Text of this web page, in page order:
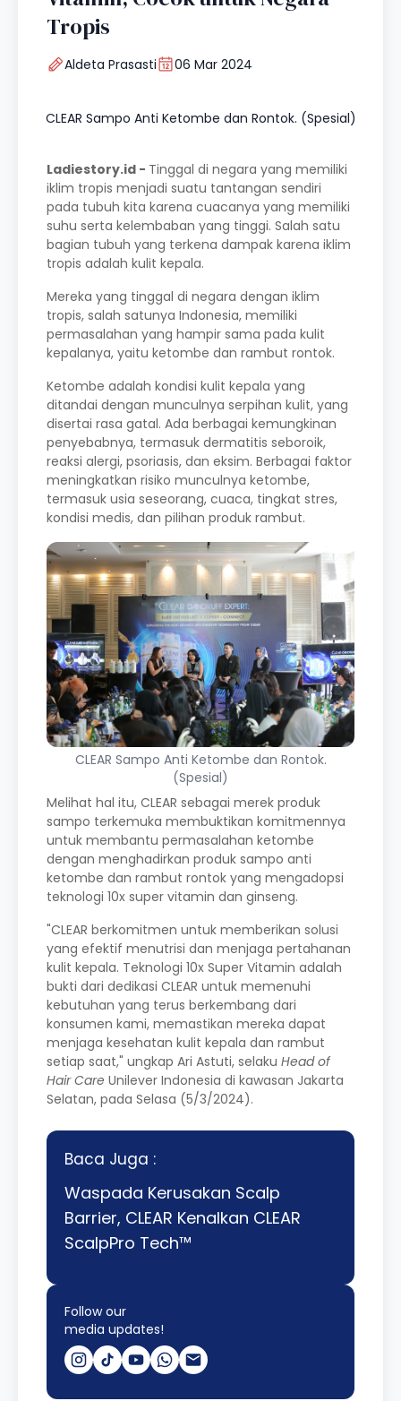
Tropis
Aldeta Prasasti 06 Mar 2024
CLEAR Sampo Anti Ketombe dan Rontok. (Spesial)
Ladiestory.id - Tinggal di negara yang memiliki
iklim tropis menjadi suatu tantangan sendiri
pada tubuh kita karena cuacanya yang memiliki
suhu serta kelembaban yang tinggi. Salah satu
bagian tubuh yang terkena dampak karena iklim
tropis adalah kulit kepala.
Mereka yang tinggal di negara dengan iklim
tropis, salah satunya Indonesia, memiliki
permasalahan yang hampir sama pada kulit
kepalanya, yaitu ketombe dan rambut rontok.
Ketombe adalah kondisi kulit kepala yang
ditandai dengan munculnya serpihan kulit, yang
disertai rasa gatal. Ada berbagai kemungkinan
penyebabnya, termasuk dermatitis seboroik,
reaksi alergi, psoriasis, dan eksim. Berbagai faktor
meningkatkan risiko munculnya ketombe,
termasuk usia seseorang, cuaca, tingkat stres,
kondisi medis, dan pilihan produk rambut.
CLEAR Sampo Anti Ketombe dan Rontok.
(Spesial)
Melihat hal itu, CLEAR sebagai merek produk
sampo terkemuka membuktikan komitmennya
untuk membantu permasalahan ketombe
dengan menghadirkan produk sampo anti
ketombe dan rambut rontok yang mengadopsi
teknologi 10x super vitamin dan ginseng.
"CLEAR berkomitmen untuk memberikan solusi
yang efektif menutrisi dan menjaga pertahanan
kulit kepala. Teknologi 10x Super Vitamin adalah
bukti dari dedikasi CLEAR untuk memenuhi
kebutuhan yang terus berkembang dari
konsumen kami, memastikan mereka dapat
menjaga kesehatan kulit kepala dan rambut
setiap saat," ungkap Ari Astuti, selaku Head of
Hair Care Unilever Indonesia di kawasan Jakarta
Selatan, pada Selasa (5/3/2024).
Baca Juga :
Waspada Kerusakan Scalp
Barrier, CLEAR Kenalkan CLEAR
ScalpPro Tech™
Follow our
media updates!